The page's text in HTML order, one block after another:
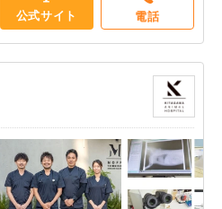
公式サイト 電話